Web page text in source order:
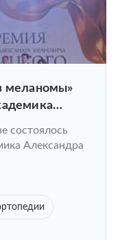
меланомы»
состоялось
Александра